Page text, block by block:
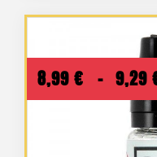
8,99 € – 9,29